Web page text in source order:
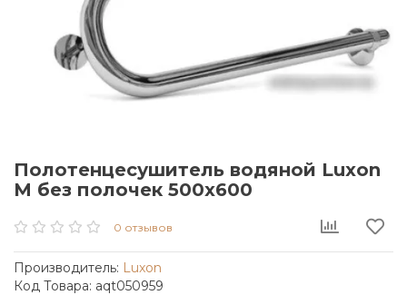
Полотенцесушитель водяной Luxon
M без полочек 500x600
0 отзывов
Производитель: Luxon
Код Товара: aqt050959